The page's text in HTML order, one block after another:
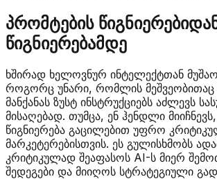
პრომტების
წიგნიერებამდე
ხშირად ხელოვნურ ინტელექტთან
როგორც უნარი, რომლის მეშვეობითაც
მანქანას ზუსტ ინსტრუქციებს აძლევს
მისაღებად. თუმცა, ენ ჰენდლი
წიგნიერება გაცილებით უფრო
მარკეტერებისთვის. ეს გულისხმობს
კრიტიკულად შეაფასოს AI-ს მიერ
შედეგები და მიიღოს სტრატეგიული